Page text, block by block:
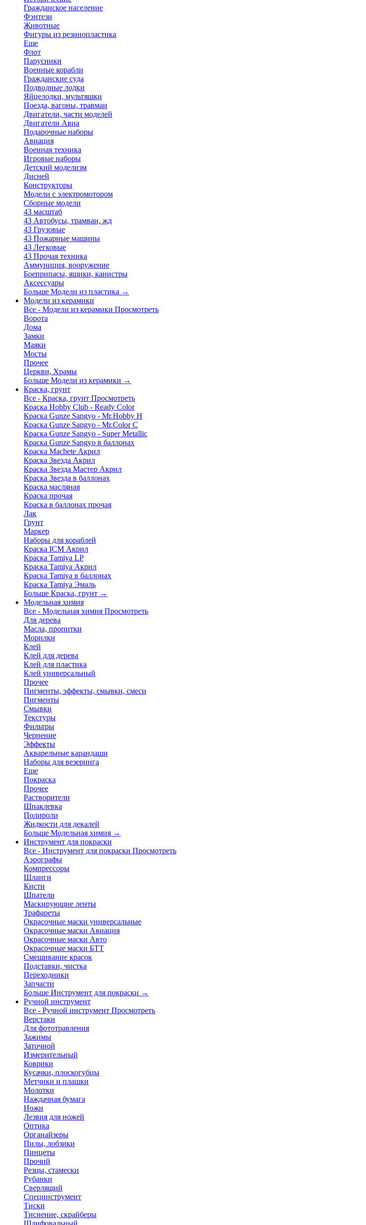
Гражданское население
Фэнтези
Животные
Фигуры из резинопластика
Еще
Флот
Парусники
Военные корабли
Гражданские суда
Подводные лодки
Яйцелодки, мультяшки
Поезда, вагоны, травмаи
Двигатели, части моделей
Двигатели Авиа
Подарочные наборы
Авиация
Военная техника
Игровые наборы
Детский моделизм
Дисней
Конструкторы
Модели с электромотором
Сборные модели
43 масштаб
43 Автобусы, трамваи, жд
43 Грузовые
43 Пожарные машины
43 Легковые
43 Прочая техника
Аммуниция, вооружение
Боеприпасы, ящики, канистры
Аксессуары
Больше Модели из пластика →
Модели из керамики
Все - Модели из керамики Просмотреть
Ворота
Дома
Замки
Маяки
Мосты
Прочее
Церкви, Храмы
Больше Модели из керамики →
Краска, грунт
Все - Краска, грунт Просмотреть
Краска Hobby Club - Ready Color
Краска Gunze Sangyo - Mr.Hobby H
Краска Gunze Sangyo - Mr.Color C
Краска Gunze Sangyo - Super Metallic
Краска Gunze Sangyo в баллонах
Краска Machete Акрил
Краска Звезда Акрил
Краска Звезда Мастер Акрил
Краска Звезда в баллонах
Краска масляная
Краска прочая
Краска в баллонах прочая
Лак
Грунт
Маркер
Наборы для кораблей
Краска ICM Акрил
Краска Tamiya LP
Краска Tamiya Акрил
Краска Tamiya в баллонах
Краска Tamiya Эмаль
Больше Краска, грунт →
Модельная химия
Все - Модельная химия Просмотреть
Для дерева
Масла, пропитки
Морилки
Клей
Клей для дерева
Клей для пластика
Клей универсальный
Прочее
Пигменты, эффекты, смывки, смеси
Пигменты
Смывки
Текстуры
Фильтры
Чернение
Эффекты
Акварельные карандаши
Наборы для везеринга
Еще
Покраска
Прочее
Растворители
Шпаклевка
Полироли
Жидкости для декалей
Больше Модельная химия →
Инструмент для покраски
Все - Инструмент для покраски Просмотреть
Аэрографы
Компрессоры
Шланги
Кисти
Шпатели
Маскирующие ленты
Трафареты
Окрасочные маски универсальные
Окрасочные маски Авиация
Окрасочные маски Авто
Окрасочные маски БТТ
Смешивание красок
Подставки, чистка
Переходники
Запчасти
Больше Инструмент для покраски →
Ручной инструмент
Все - Ручной инструмент Просмотреть
Верстаки
Для фототравления
Зажимы
Заточной
Измерительный
Коврики
Кусачки, плоскогубцы
Метчики и плашки
Молотки
Наждачная бумага
Ножи
Лезвия для ножей
Оптика
Органайзеры
Пилы, лобзики
Пинцеты
Прочий
Резцы, стамески
Рубанки
Сверлящий
Специнструмент
Тиски
Тиснение, скрайберы
Шлифовальный